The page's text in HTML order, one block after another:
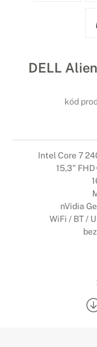
DELL
kód
Intel Core 7
15,3"
nVidia
WiFi / BT /